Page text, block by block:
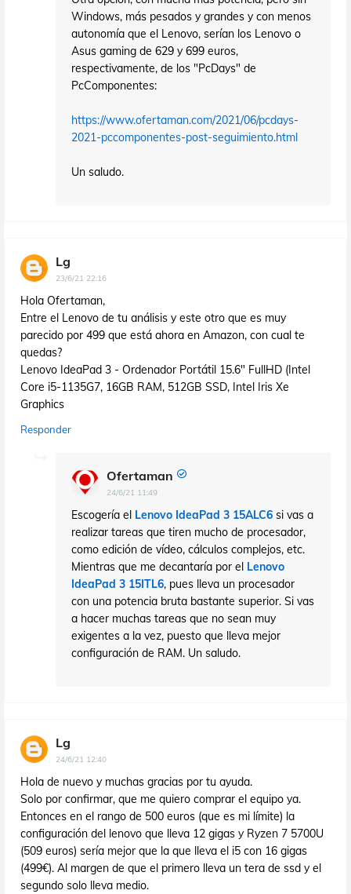
Windows, más pesados y grandes y con menos
autonomía que el Lenovo, serían los Lenovo o
Asus gaming de 629 y 699 euros,
respectivamente, de los "PcDays" de
PcComponentes:
https://www.ofertaman.com/2021/06/pcdays-
2021-pccomponentes-post-seguimiento.html
Un saludo.
Lg
23/6/21 22:16
Hola Ofertaman,
Entre el Lenovo de tu análisis y este otro que es muy
parecido por 499 que está ahora en Amazon, con cual te
quedas?
Lenovo IdeaPad 3 - Ordenador Portátil 15.6" FullHD (Intel
Core i5-1135G7, 16GB RAM, 512GB SSD, Intel Iris Xe
Graphics
Responder
Ofertaman
24/6/21 11:49
Escogería el Lenovo IdeaPad 3 15ALC6 si vas a
realizar tareas que tiren mucho de procesador,
como edición de vídeo, cálculos complejos, etc.
Mientras que me decantaría por el Lenovo
IdeaPad 3 15ITL6, pues lleva un procesador
con una potencia bruta bastante superior. Si vas
a hacer muchas tareas que no sean muy
exigentes a la vez, puesto que lleva mejor
configuración de RAM. Un saludo.
Lg
24/6/21 12:40
Hola de nuevo y muchas gracias por tu ayuda.
Solo por confirmar, que me quiero comprar el equipo ya.
Entonces en el rango de 500 euros (que es mi límite) la
configuración del lenovo que lleva 12 gigas y Ryzen 7 5700U
(509 euros) sería mejor que la que lleva el i5 con 16 gigas
(499€). Al margen de que el primero lleva un tera de ssd y el
segundo solo lleva medio.